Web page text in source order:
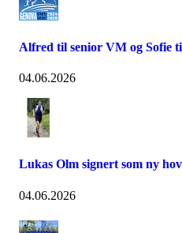
Alfred til senior VM og Sofie
04.06.2026
Lukas Olm signert som ny
04.06.2026